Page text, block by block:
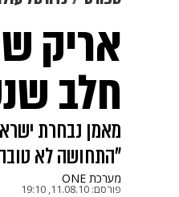
גאווה אריק
חלב
"התחושה לא
מערכת ONE
פורסם: 11.08.10, 19:10